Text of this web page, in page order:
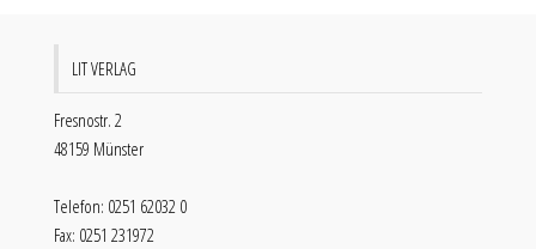
LIT VERLAG
Fresnostr. 2
48159 Münster
Telefon: 0251 62032 0
Fax: 0251 231972